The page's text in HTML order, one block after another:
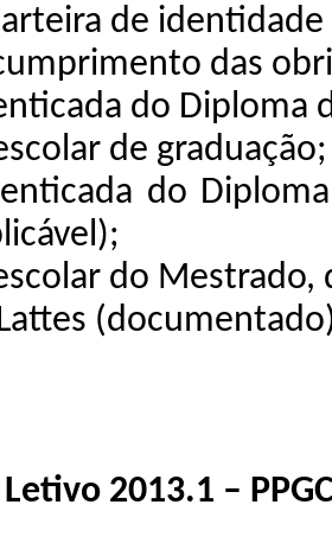
de identidade
das
do Diploma
de graduação;
do
do Mestrado,
2013.1 –